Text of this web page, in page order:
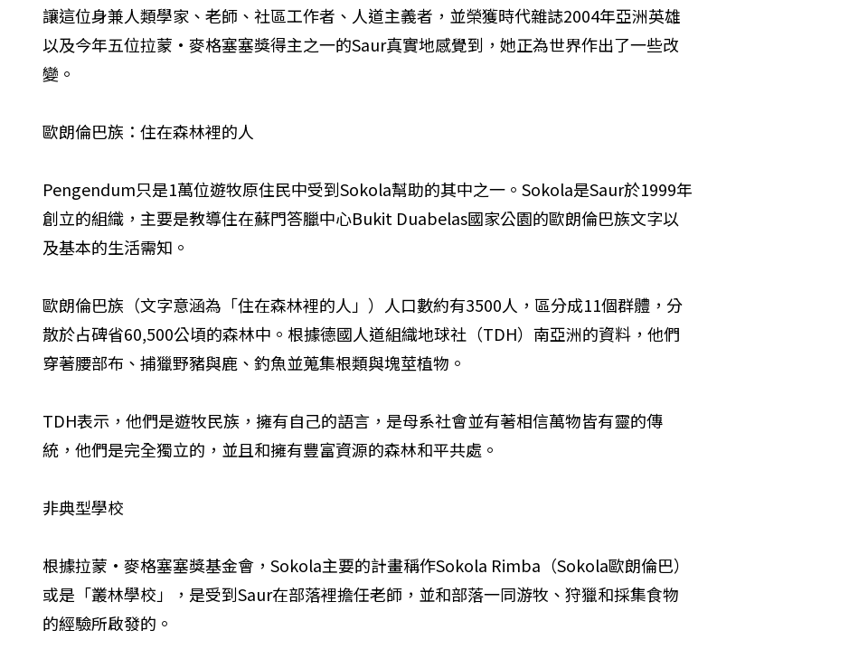
讓這位身兼人類學家、老師、社區工作者、人道主義者，並榮獲時代雜誌2004年亞洲英雄
以及今年五位拉蒙·麥格塞塞獎得主之一的Saur真實地感覺到，她正為世界作出了一些改
變。
歐朗倫巴族：住在森林裡的人
Pengendum只是1萬位遊牧原住民中受到Sokola幫助的其中之一。Sokola是Saur於1999年
創立的組織，主要是教導住在蘇門答臘中心Bukit Duabelas國家公園的歐朗倫巴族文字以
及基本的生活需知。
歐朗倫巴族（文字意涵為「住在森林裡的人」）人口數約有3500人，區分成11個群體，分
散於占碑省60,500公頃的森林中。根據德國人道組織地球社（TDH）南亞洲的資料，他們
穿著腰部布、捕獵野豬與鹿、釣魚並蒐集根類與塊莖植物。
TDH表示，他們是遊牧民族，擁有自己的語言，是母系社會並有著相信萬物皆有靈的傳
統，他們是完全獨立的，並且和擁有豐富資源的森林和平共處。
非典型學校
根據拉蒙·麥格塞塞獎基金會，Sokola主要的計畫稱作Sokola Rimba（Sokola歐朗倫巴）
或是「叢林學校」，是受到Saur在部落裡擔任老師，並和部落一同游牧、狩獵和採集食物
的經驗所啟發的。